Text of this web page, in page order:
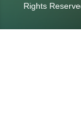
Rights